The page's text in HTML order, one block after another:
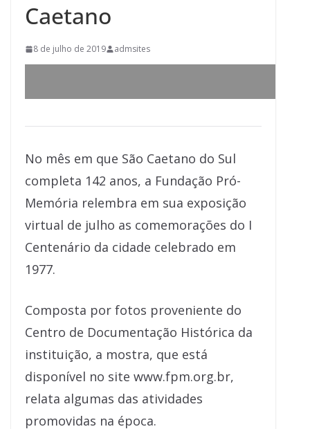
Caetano
8 de julho de 2019 admsites
No mês em que São Caetano do Sul
completa 142 anos, a Fundação Pró-
Memória relembra em sua exposição
virtual de julho as comemorações do I
Centenário da cidade celebrado em
1977.
Composta por fotos proveniente do
Centro de Documentação Histórica da
instituição, a mostra, que está
disponível no site www.fpm.org.br,
relata algumas das atividades
promovidas na época.